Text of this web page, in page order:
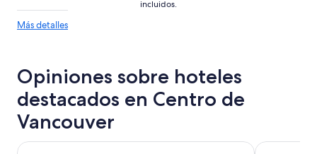
incluidos.
Más detallesMás
tendencias
de
precios
Opiniones sobre hoteles
destacados en Centro de
Vancouver
Sandman Signature Vancouver Downtown HotelPinnacle